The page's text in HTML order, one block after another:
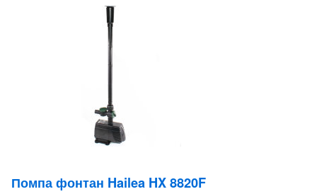
Помпа фонтан Hailea HX 8820F